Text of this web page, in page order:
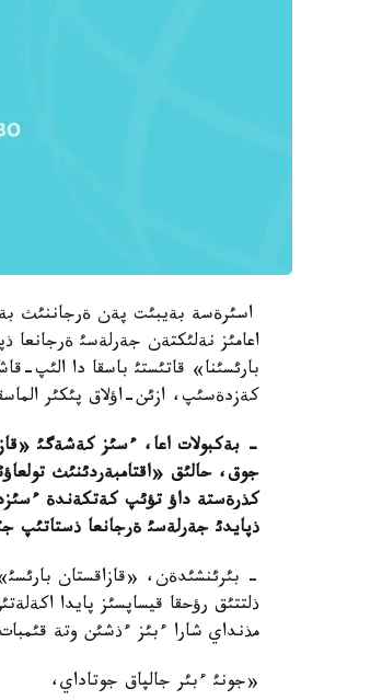
اسئرةسة بةيبئت پةن ةرجاننئث
اعامئز نةلئكتةن جةرلةسئ ةرجانعا
بارئسئنا» قاتئستئ باسقا دا الئپ-
كةزدةسئپ، ازئن-اؤلاق پئكئر
- بةكبولات اعا، ءسئز كةشةگئ «
جوق، حالئق «اقتامبةردئنئث
كذرةستة داؤ تؤئپ كةتكةندة
ذپايدئ جةرلةسئ ةرجانعا ذستاتئپ
- بئرئنشئدةن، «قازاقستان
ذلتتئق رؤحقا قيساپسئز پايدا
مذنداي شارا ءبئز ءذشئن وتة
«جونئ ءبئر جالپاق جوتاداي،